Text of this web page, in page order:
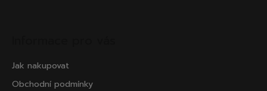
Jak nakupovat
Obchodní podmínky